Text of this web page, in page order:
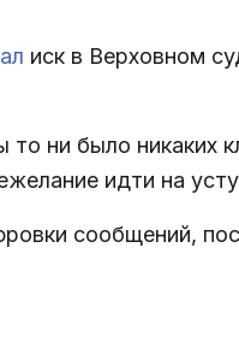
иск в Верховном
ни было никаких
идти на
сообщений,